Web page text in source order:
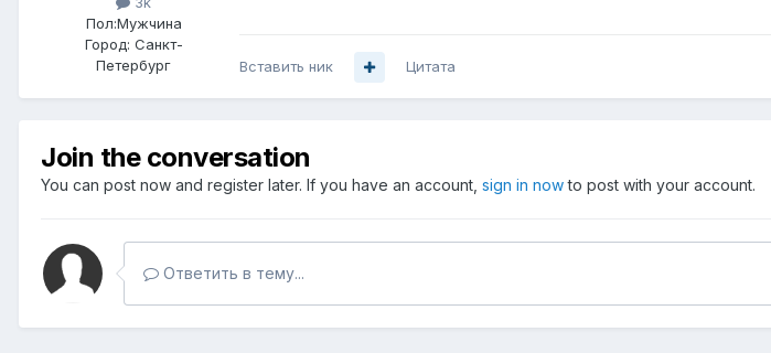
Пол:Мужчина
Город: Санкт-
Петербург
Вставить ник Цитата
Join the conversation
You can post now and register later. If you have an account, sign in nowto post with your account.
Ответить в тему...